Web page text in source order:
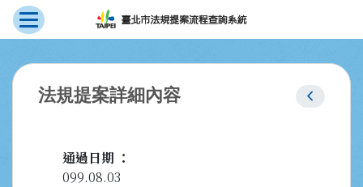
跳到主要內容
展開選單
法規提案詳細內容 chevron_left
通過日期
099.08.03